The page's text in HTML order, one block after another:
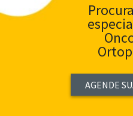
AGENDE